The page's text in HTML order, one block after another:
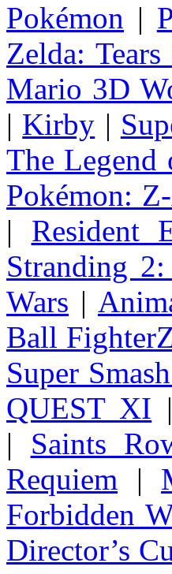
Pokémon |
Zelda:
Mario 3D
| Kirby |
The Legend
Pokémon:
| Resident
Stranding
Wars |
Ball
Super
QUEST XI |
| Saints
Requiem |
Forbidden
Director’s